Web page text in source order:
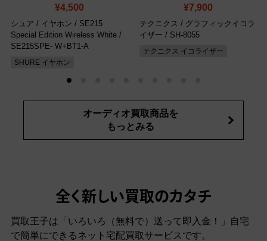
¥4,500
シュア / イヤホン / SE215
Special Edition Wireless White /
SE215SPE- W+BT1-A
SHURE イヤホン
¥7,900
テクニクス / グラフィックイコラ
イザー / SH-8055
テクニクス イコライザー
オーディオ買取商品を
もっとみる
全く新しい買取のカタチ
買取王子は「いろいろ（無料で）送って即入金！」自宅
で簡単にできるネット宅配買取サービスです。